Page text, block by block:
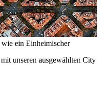
ein Einheimischer
unseren ausgewählten City